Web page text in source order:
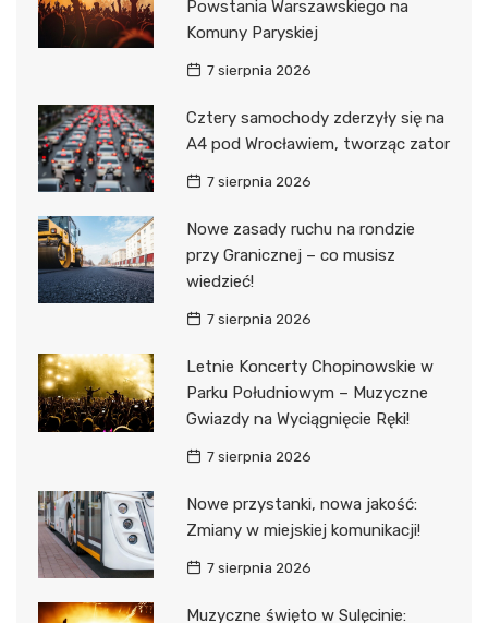
Powstania Warszawskiego na
Komuny Paryskiej
7 sierpnia 2026
Cztery samochody zderzyły się na
A4 pod Wrocławiem, tworząc zator
7 sierpnia 2026
Nowe zasady ruchu na rondzie
przy Granicznej – co musisz
wiedzieć!
7 sierpnia 2026
Letnie Koncerty Chopinowskie w
Parku Południowym – Muzyczne
Gwiazdy na Wyciągnięcie Ręki!
7 sierpnia 2026
Nowe przystanki, nowa jakość:
Zmiany w miejskiej komunikacji!
7 sierpnia 2026
Muzyczne święto w Sulęcinie: